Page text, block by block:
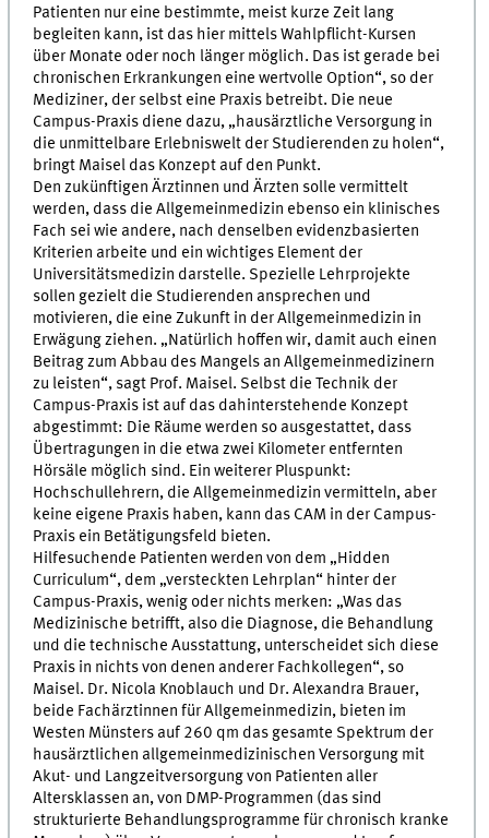
Patienten nur eine bestimmte, meist kurze Zeit lang
begleiten kann, ist das hier mittels Wahlpflicht-Kursen
über Monate oder noch länger möglich. Das ist gerade bei
chronischen Erkrankungen eine wertvolle Option“, so der
Mediziner, der selbst eine Praxis betreibt. Die neue
Campus-Praxis diene dazu, „hausärztliche Versorgung in
die unmittelbare Erlebniswelt der Studierenden zu holen“,
bringt Maisel das Konzept auf den Punkt.
Den zukünftigen Ärztinnen und Ärzten solle vermittelt
werden, dass die Allgemeinmedizin ebenso ein klinisches
Fach sei wie andere, nach denselben evidenzbasierten
Kriterien arbeite und ein wichtiges Element der
Universitätsmedizin darstelle. Spezielle Lehrprojekte
sollen gezielt die Studierenden ansprechen und
motivieren, die eine Zukunft in der Allgemeinmedizin in
Erwägung ziehen. „Natürlich hoffen wir, damit auch einen
Beitrag zum Abbau des Mangels an Allgemeinmedizinern
zu leisten“, sagt Prof. Maisel. Selbst die Technik der
Campus-Praxis ist auf das dahinterstehende Konzept
abgestimmt: Die Räume werden so ausgestattet, dass
Übertragungen in die etwa zwei Kilometer entfernten
Hörsäle möglich sind. Ein weiterer Pluspunkt:
Hochschullehrern, die Allgemeinmedizin vermitteln, aber
keine eigene Praxis haben, kann das CAM in der Campus-
Praxis ein Betätigungsfeld bieten.
Hilfesuchende Patienten werden von dem „Hidden
Curriculum“, dem „versteckten Lehrplan“ hinter der
Campus-Praxis, wenig oder nichts merken: „Was das
Medizinische betrifft, also die Diagnose, die Behandlung
und die technische Ausstattung, unterscheidet sich diese
Praxis in nichts von denen anderer Fachkollegen“, so
Maisel. Dr. Nicola Knoblauch und Dr. Alexandra Brauer,
beide Fachärztinnen für Allgemeinmedizin, bieten im
Westen Münsters auf 260 qm das gesamte Spektrum der
hausärztlichen allgemeinmedizinischen Versorgung mit
Akut- und Langzeitversorgung von Patienten aller
Altersklassen an, von DMP-Programmen (das sind
strukturierte Behandlungsprogramme für chronisch kranke